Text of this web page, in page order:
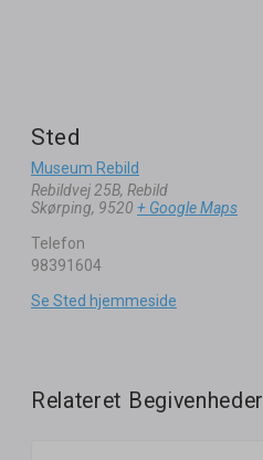
Sted
Museum Rebild
Rebildvej 25B, Rebild
Skørping, 9520 + Google Maps
Telefon
98391604
Se Sted hjemmeside
Relateret Begivenheder